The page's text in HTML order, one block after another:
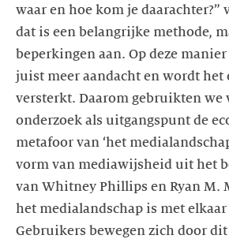
waar en hoe kom je daarachter?”
dat is een belangrijke methode,
beperkingen aan. Op deze
juist meer aandacht en wordt het
versterkt. Daarom gebruikten we
onderzoek als uitgangspunt de
metafoor van ‘het
vorm van mediawijsheid uit het
van Whitney Phillips en Ryan M.
het medialandschap is met
Gebruikers bewegen zich door dit